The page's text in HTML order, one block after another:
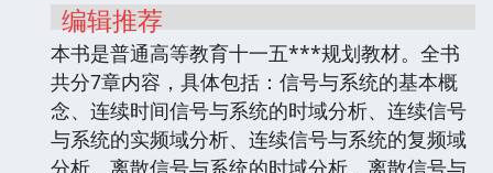
编辑推荐
本书是普通高等教育十一五***规划教材。全书
共分7章内容，具体包括：信号与系统的基本概
念、连续时间信号与系统的时域分析、连续信号
与系统的实频域分析、连续信号与系统的复频域
分析、离散信号与系统的时域分析、离散信号与